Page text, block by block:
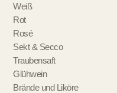
Weiß
Rot
Rosé
Sekt & Secco
Traubensaft
Glühwein
Brände und Liköre